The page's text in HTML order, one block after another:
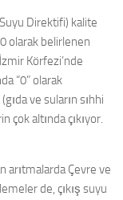
Direktifi) kalite
olarak belirlenen
Körfezi’nde
“0” olarak
ve suların sıhhi
çok altında çıkıyor.
arıtmalarda Çevre ve
de, çıkış suyu